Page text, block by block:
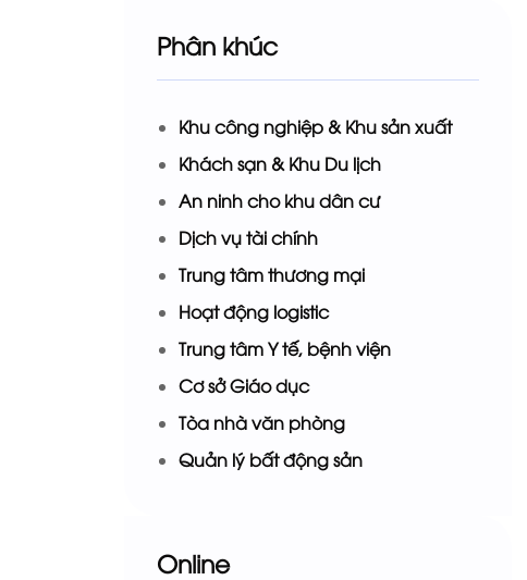
Phân khúc
Khu công nghiệp & Khu sản xuất
Khách sạn & Khu Du lịch
An ninh cho khu dân cư
Dịch vụ tài chính
Trung tâm thương mại
Hoạt động logistic
Trung tâm Y tế, bệnh viện
Cơ sở Giáo dục
Tòa nhà văn phòng
Quản lý bất động sản
Online